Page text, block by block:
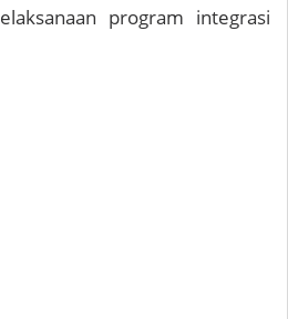
program integrasi